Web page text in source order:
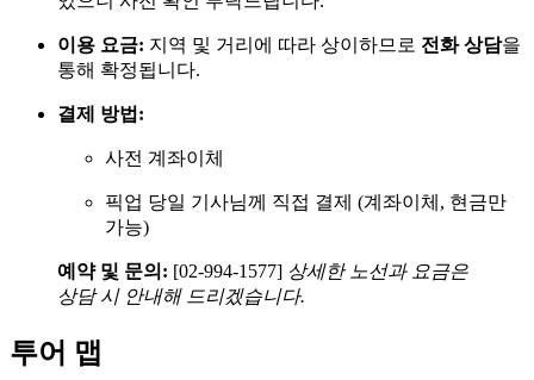
이용 요금: 지역 및 거리에 따라 상이하므로 전화 상담을
통해 확정됩니다.
결제 방법:
사전 계좌이체
픽업 당일 기사님께 직접 결제 (계좌이체, 현금만
가능)
예약 및 문의: [02-994-1577] 상세한 노선과 요금은
상담 시 안내해 드리겠습니다.
투어 맵